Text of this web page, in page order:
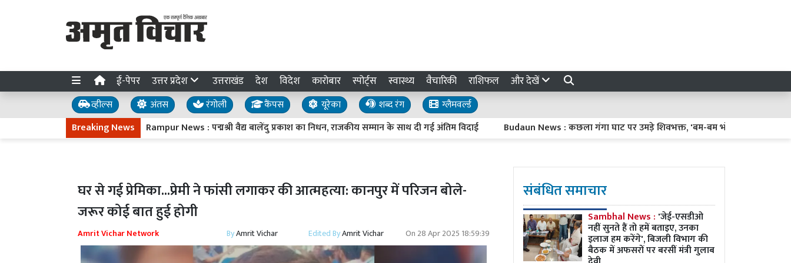
ई-पेपर उत्तर प्रदेश उत्तराखंड देश विदेश कारोबार स्पोर्ट्स स्वास्थ्य वैचारिकी राशिफल और देखें
व्हील्स अंतस रंगोली कैंपस यूरेका शब्द रंग
ग्लैमवर्ल्ड
Breaking NewsRampur News : पद्मश्री वैद्य बालेंदु प्रकाश का निधन, राजकीय सम्मान के साथ दी गई अंतिम विदाई Budaun News : कछला गंगा घाट पर उमड़े शिवभक्त, 'बम-बम भोले' के जयकारों से गूंजी
घर से गई प्रेमिका...प्रेमी ने फांसी लगाकर की आत्महत्या: कानपुर में परिजन बोले-
जरूर कोई बात हुई होगी
Amrit Vichar Network ByAmrit Vichar Edited ByAmrit Vichar On 28 Apr 2025 18:59:39
संबंधित समाचार
Sambhal News : 'जेई-एसडीओ
नहीं सुनते हैं तो हमें बताइए, उनका
इलाज हम करेंगे', बिजली विभाग की
बैठक में अफसरों पर बरसीं मंत्री गुलाब